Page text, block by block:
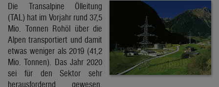
Die Transalpine Ölleitung
(TAL) hat im Vorjahr rund 37,5
Mio. Tonnen Rohöl über die
Alpen transportiert und damit
etwas weniger als 2019 (41,2
Mio. Tonnen). Das Jahr 2020
sei für den Sektor sehr
herausfordernd gewesen,